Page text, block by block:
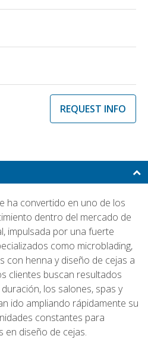
REQUEST INFO
ha convertido en uno de los
dentro del mercado de
impulsada por una fuerte
como microblading,
con henna y diseño de cejas a
clientes buscan resultados
los salones, spas y
ido ampliando rápidamente su
constantes para
en diseño de cejas.